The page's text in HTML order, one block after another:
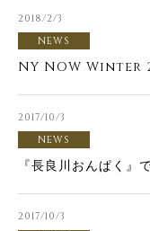
2018/2/3
NEWS
NY NOW Winter
2017/10/3
NEWS
『長良川おんぱく』
2017/10/3